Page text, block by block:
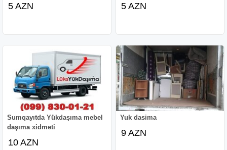
5 AZN 5 AZN
Sumqayıtda Yükdaşıma mebel
daşıma xidməti
10 AZN
Yuk dasima
9 AZN